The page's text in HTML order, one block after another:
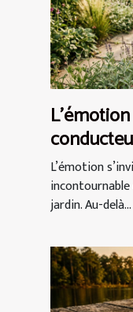
L’émotion
jardin. Au-delà...